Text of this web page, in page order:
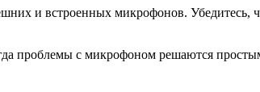
и встроенных микрофонов.
проблемы с микрофоном решаются